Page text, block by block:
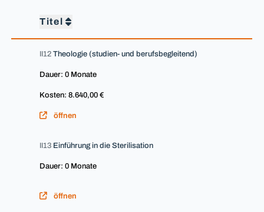
Titel
II12 Theologie (studien- und berufsbegleitend)
Dauer: 0 Monate
Kosten: 8.640,00 €
öffnen
II13 Einführung in die Sterilisation
Dauer: 0 Monate
öffnen